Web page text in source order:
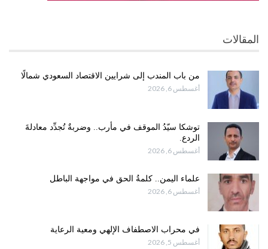
المقالات
من باب المندب إلى شرايين الاقتصاد السعودي شمالًا
أغسطس 6, 2026
توشكا سيّدُ الموقف في مأرب.. وضربةٌ تُجدِّد معادلةَ
الردع.
أغسطس 6, 2026
علماء اليمن.. كلمةُ الحق في مواجهة الباطل
أغسطس 6, 2026
في محراب الاصطفاف الإلهي ومعية الرعاية
أغسطس 5, 2026